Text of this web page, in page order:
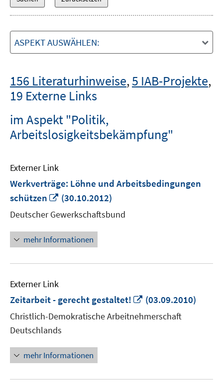
ASPEKT AUSWÄHLEN:
156 Literaturhinweise,5 IAB-Projekte,
19 Externe Links
im Aspekt "Politik,
Arbeitslosigkeitsbekämpfung"
Externer Link
Werkverträge: Löhne und Arbeitsbedingungen
schützen
In
neuem
Fenster
öffnen
(30.10.2012)
Deutscher Gewerkschaftsbund
mehr Informationen
Externer Link
Zeitarbeit - gerecht gestaltet!
In
neuem
Fenster
(03.09.2010)
Christlich-Demokratische Arbeitnehmerschaft
Deutschlands
mehr Informationen